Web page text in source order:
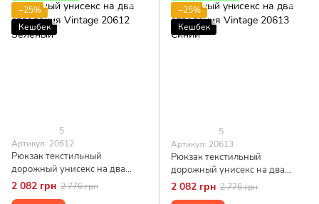
−25%
Кешбек
5
Артикул: 20612
Рюкзак текстильный
дорожный унисекс на два
отделения Vintage 20612
Зеленый
2 082 грн 2 776 грн
−25%
Кешбек
5
Артикул: 20613
Рюкзак текстильный
дорожный унисекс на два
отделения Vintage 20613
2 082 грн 2 776 грн